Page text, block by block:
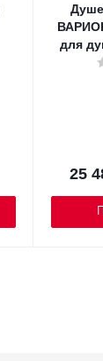
для
25